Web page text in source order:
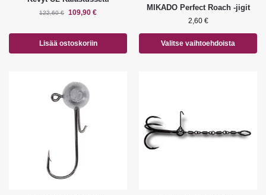
122,60€ 109,90 €
Lisää ostoskoriin
MIKADO Perfect Roach -jigit
2,60 €
Valitse vaihtoehdoista